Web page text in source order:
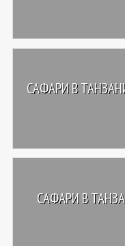
САФАРИ В
САФАРИ В